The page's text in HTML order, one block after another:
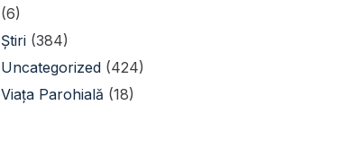
(6)
Știri (384)
Uncategorized (424)
Viața Parohială (18)